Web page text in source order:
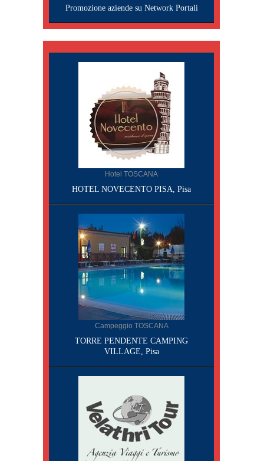
Promozione aziende su Network Portali
Hotel TOSCANA
HOTEL NOVECENTO PISA, Pisa
Campeggio TOSCANA
TORRE PENDENTE CAMPING
VILLAGE, Pisa